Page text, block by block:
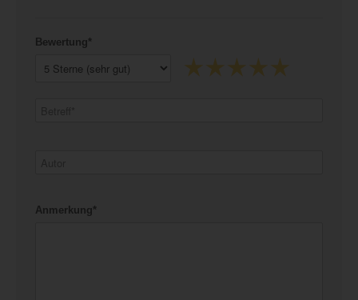
Bewertung*
Anmerkung*